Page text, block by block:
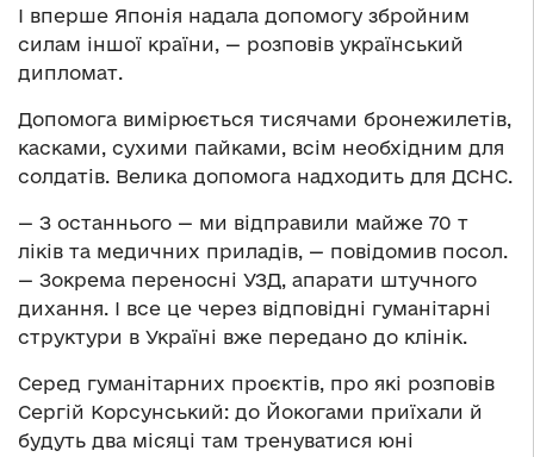
І вперше Японія надала допомогу збройним
силам іншої країни, — розповів український
дипломат.
Допомога вимірюється тисячами бронежилетів,
касками, сухими пайками, всім необхідним для
солдатів. Велика допомога надходить для ДСНС.
— З останнього — ми відправили майже 70 т
ліків та медичних приладів, — повідомив посол.
— Зокрема переносні УЗД, апарати штучного
дихання. І все це через відповідні гуманітарні
структури в Україні вже передано до клінік.
Серед гуманітарних проєктів, про які розповів
Сергій Корсунський: до Йокогами приїхали й
будуть два місяці там тренуватися юні